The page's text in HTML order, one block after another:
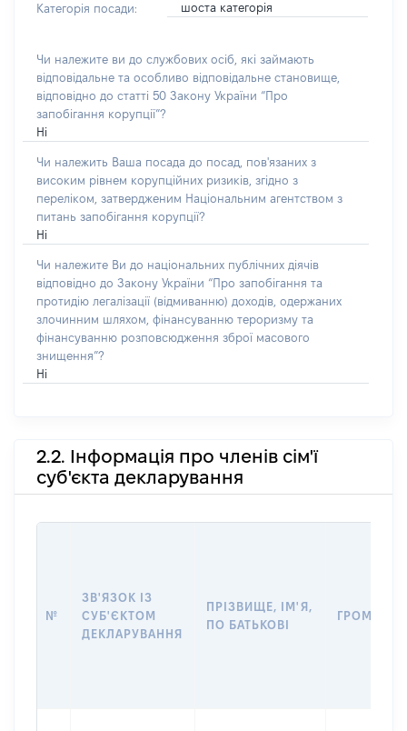
Категорія посади: шоста категорія
Чи належите ви до службових осіб, які займають
відповідальне та особливо відповідальне становище,
відповідно до статті 50 Закону України “Про
запобігання корупції”?
Ні
Чи належить Ваша посада до посад, пов'язаних з
високим рівнем корупційних ризиків, згідно з
переліком, затвердженим Національним агентством з
питань запобігання корупції?
Ні
Чи належите Ви до національних публічних діячів
відповідно до Закону України “Про запобігання та
протидію легалізації (відмиванню) доходів, одержаних
злочинним шляхом, фінансуванню тероризму та
фінансуванню розповсюдження зброї масового
знищення”?
Ні
2.2. Інформація про членів сім'ї
суб'єкта декларування
№
ЗВ'ЯЗОК ІЗ
СУБ'ЄКТОМ
ДЕКЛАРУВАННЯ
ПРІЗВИЩЕ, ІМ'Я,
ПО БАТЬКОВІ